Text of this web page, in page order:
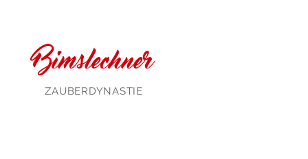
Bimslechner
ZAUBERDYNASTIE